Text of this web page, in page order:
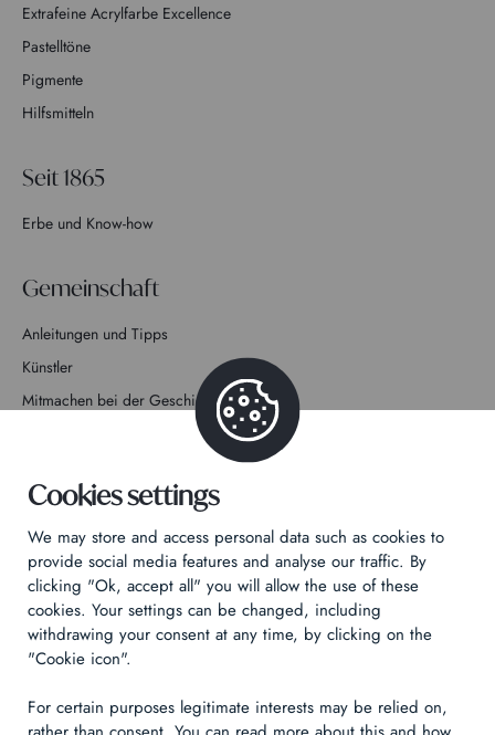
Extrafeine Acrylfarbe Excellence
Pastelltöne
Pigmente
Hilfsmitteln
Seit 1865
Erbe und Know-how
Gemeinschaft
Anleitungen und Tipps
Künstler
Mitmachen bei der Geschichte
Datenschutzrichtlinie
Rechtliche Hinweise
Technical & Legal informations
Made byIzhak
Cookies settings
We may store and access personal data such as cookies to
provide social media features and analyse our traffic. By
clicking "Ok, accept all" you will allow the use of these
cookies. Your settings can be changed, including
withdrawing your consent at any time, by clicking on the
"Cookie icon".
For certain purposes legitimate interests may be relied on,